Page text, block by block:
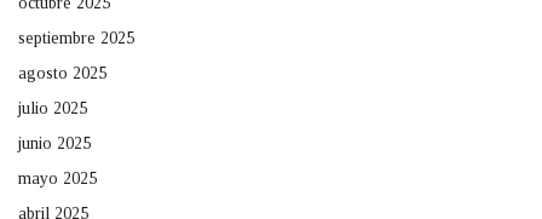
septiembre 2025
agosto 2025
julio 2025
junio 2025
mayo 2025
abril 2025